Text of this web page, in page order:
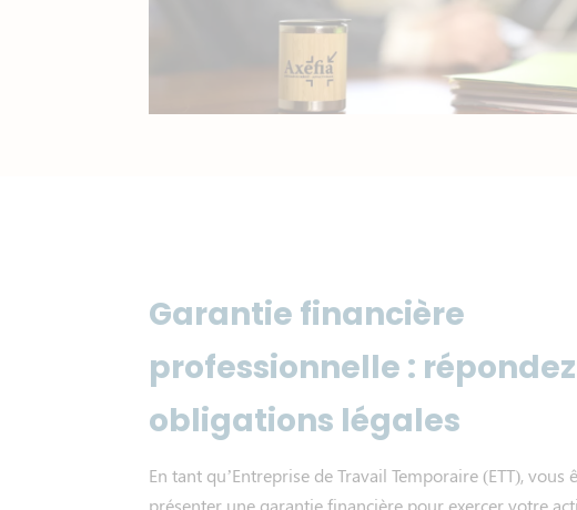
Garantie financière
professionnelle :
obligations légales
En tant qu’Entreprise de Travail Temporaire (ETT), vous